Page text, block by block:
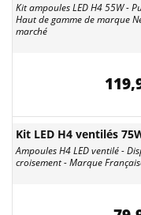
Kit ampoules LED H4 55W -
Haut de gamme de marque
marché
Kit LED H4 ventilés
Ampoules H4 LED ventilé -
croisement - Marque